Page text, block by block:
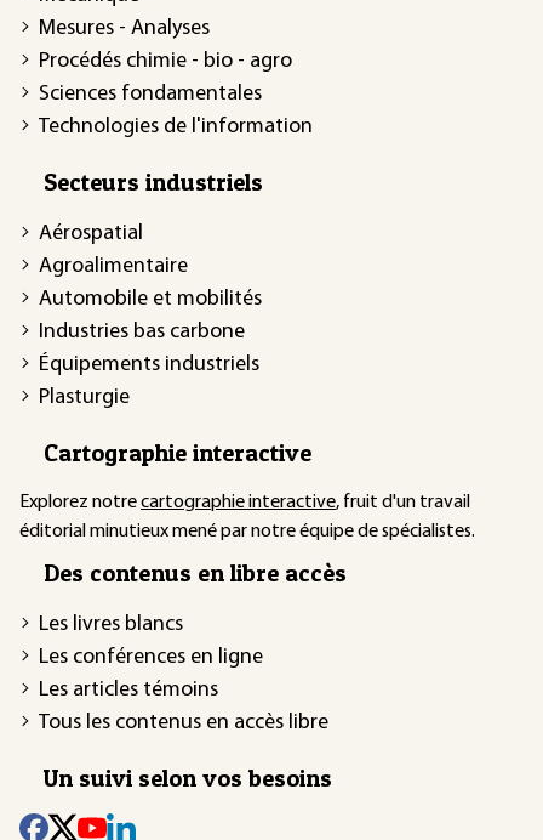
Mesures - Analyses
Procédés chimie - bio - agro
Sciences fondamentales
Technologies de l'information
Secteurs industriels
Aérospatial
Agroalimentaire
Automobile et mobilités
Industries bas carbone
Équipements industriels
Plasturgie
Cartographie interactive
Explorez notrecartographie interactive, fruit d'un travail
éditorial minutieux mené par notre équipe de spécialistes.
Des contenus en libre accès
Les livres blancs
Les conférences en ligne
Les articles témoins
Tous les contenus en accès libre
Un suivi selon vos besoins